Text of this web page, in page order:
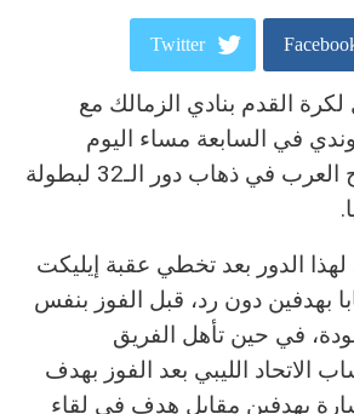
Twitter
Google+
ReddIt
Pinterest
لكرة القدم بنادي الزمالك مع
في السابعة مساء اليوم
باستاد الجيش ببرج العرب في ذهاب دور الـ32 لبطولة
الدور بعد تخطي عقبة إيليكت
بهدفين دون رد، قبل الفوز بنفس
في حين تأهل الفريق
الاتحاد الليبي بعد الفوز بهدف
بهدفين مقابل هدف في لقاء